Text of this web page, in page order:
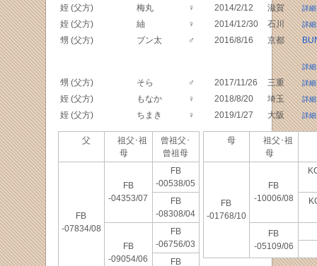
姪 (父方) 梅丸 ♀ 2014/2/12 滋賀 詳細
姪 (父方) 紬 ♀ 2014/12/30 石川 詳細
甥 (父方) ブン太 ♂ 2016/8/16 京都
詳細
甥 (父方) そら ♂ 2017/11/26 三重 詳細
姪 (父方) もなか ♀ 2018/8/20 埼玉 詳細
姪 (父方) ちまき ♀ 2019/1/27 大阪 詳細
父
祖父･祖
母
曾祖父･
曾祖母
FB
-07834/08
FB
-04353/07
FB
-00538/05
FB
-08308/04
FB
-09054/06
FB
-06756/03
FB
母
祖父･祖
母
FB
-01768/10
FB
-10006/08
FB
-05109/06